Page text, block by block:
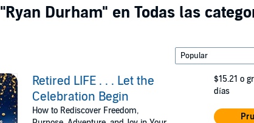
"Ryan Durham" en Todas las
Retired LIFE . . . Let the
Celebration Begin
How to Rediscover Freedom,
$15.21 o
días